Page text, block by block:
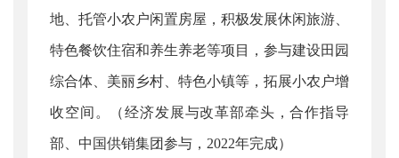
地、托管小农户闲置房屋，积极发展休闲旅游、
特色餐饮住宿和养生养老等项目，参与建设田园
综合体、美丽乡村、特色小镇等，拓展小农户增
收空间。（经济发展与改革部牵头，合作指导
部、中国供销集团参与，2022年完成）